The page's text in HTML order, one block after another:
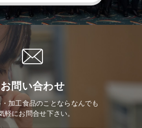
お問い合わせ
加工食品のことならなんでも
軽にお問合せ下さい。